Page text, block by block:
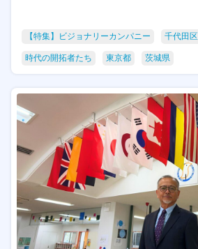
【特集】ビジョナリーカンパニー 千代田区
時代の開拓者たち 東京都 茨城県